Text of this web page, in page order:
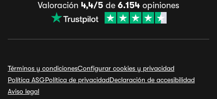
Valoración 4,4/5 de 6.154 opiniones
Términos y condicionesConfigurar cookies y privacidad
Política ASGPolítica de privacidadDeclaración de accesibilidad
Aviso legal